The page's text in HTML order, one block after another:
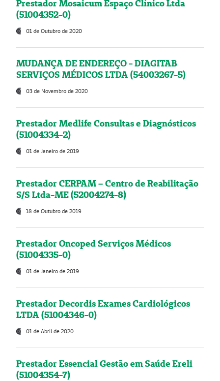
Prestador Mosaicum Espaço Clínico Ltda
(51004352-0)
01 de Outubro de 2020
MUDANÇA DE ENDEREÇO - DIAGITAB
SERVIÇOS MÉDICOS LTDA (54003267-5)
03 de Novembro de 2020
Prestador Medlife Consultas e Diagnósticos
(51004334-2)
01 de Janeiro de 2019
Prestador CERPAM – Centro de Reabilitação
S/S Ltda-ME (52004274-8)
18 de Outubro de 2019
Prestador Oncoped Serviços Médicos
(51004335-0)
01 de Janeiro de 2019
Prestador Decordis Exames Cardiológicos
LTDA (51004346-0)
01 de Abril de 2020
Prestador Essencial Gestão em Saúde Ereli
(51004354-7)